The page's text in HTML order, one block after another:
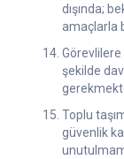
dışında;
amaçlarla
Görevlilere
şekilde
Toplu
güvenlik